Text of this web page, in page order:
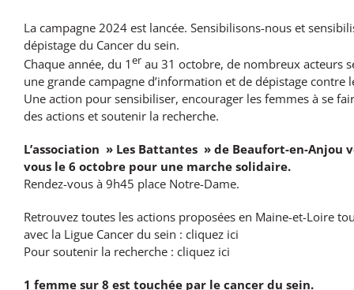
La campagne 2024 est lancée. Sensibilisons-nous et
dépistage du Cancer du sein.
Chaque année, du 1er au 31 octobre, de nombreux acteurs
une grande campagne d’information et de dépistage contre
Une action pour sensibiliser, encourager les femmes à se
des actions et soutenir la recherche.
L’association » Les Battantes » de Beaufort-en-Anjou
vous le 6 octobre pour une marche solidaire.
Rendez-vous à 9h45 place Notre-Dame.
Retrouvez toutes les actions proposées en Maine-et-Loire
avec la Ligue Cancer du sein : cliquez ici
Pour soutenir la recherche : cliquez ici
1 femme sur 8 est touchée par le cancer du sein.